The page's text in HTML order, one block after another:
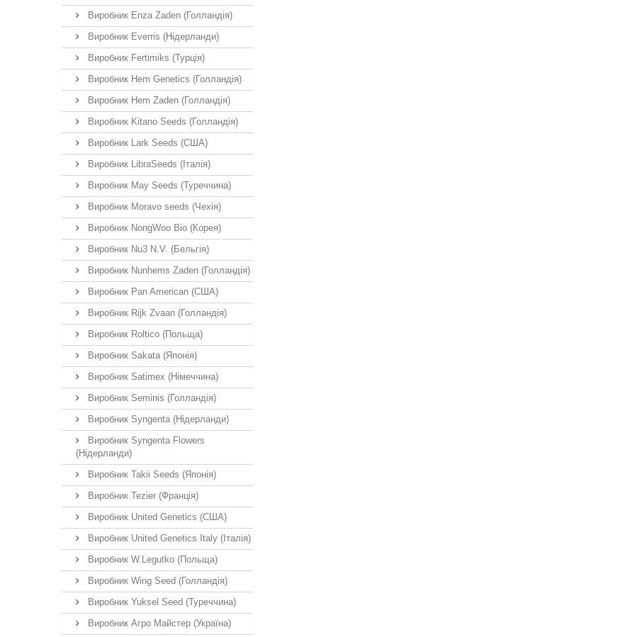
Виробник Enza Zaden (Голландія)
Виробник Everris (Нідерланди)
Виробник Fertimiks (Турція)
Виробник Hem Genetics (Голландія)
Виробник Hem Zaden (Голландія)
Виробник Kitano Seeds (Голландія)
Виробник Lark Seeds (США)
Виробник LibraSeeds (Італія)
Виробник May Seeds (Туреччина)
Виробник Moravo seeds (Чехія)
Виробник NongWoo Bio (Корея)
Виробник Nu3 N.V. (Бельгія)
Виробник Nunhems Zaden (Голландія)
Виробник Pan American (США)
Виробник Rijk Zvaan (Голландія)
Виробник Roltico (Польща)
Виробник Sakata (Японія)
Виробник Satimex (Німеччина)
Виробник Seminis (Голландія)
Виробник Syngenta (Нідерланди)
Виробник Syngenta Flowers
(Нідерланди)
Виробник Takii Seeds (Японія)
Виробник Tezier (Франція)
Виробник United Genetics (США)
Виробник United Genetics Italy (Італія)
Виробник W.Legutko (Польща)
Виробник Wing Seed (Голландія)
Виробник Yuksel Seed (Туреччина)
Виробник Агро Майстер (Україна)